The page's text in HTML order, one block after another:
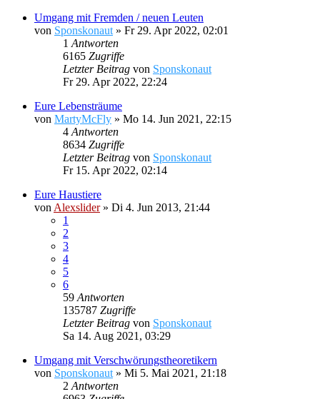
Umgang mit Fremden / neuen Leuten
von Sponskonaut » Fr 29. Apr 2022, 02:01
1 Antworten
6165 Zugriffe
Letzter Beitrag von Sponskonaut
Fr 29. Apr 2022, 22:24
Eure Lebensträume
von MartyMcFly » Mo 14. Jun 2021, 22:15
4 Antworten
8634 Zugriffe
Letzter Beitrag von Sponskonaut
Fr 15. Apr 2022, 02:14
Eure Haustiere
von Alexslider» Di 4. Jun 2013, 21:44
1
2
3
4
5
6
59 Antworten
135787 Zugriffe
Letzter Beitrag von Sponskonaut
Sa 14. Aug 2021, 03:29
Umgang mit Verschwörungstheoretikern
von Sponskonaut » Mi 5. Mai 2021, 21:18
2 Antworten